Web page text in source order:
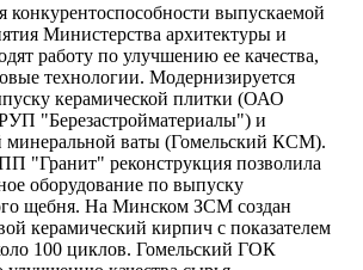
выпускаемой
Министерства архитектуры и
работу по улучшению ее качества,
технологии. Модернизируется
керамической плитки (ОАО
и
минеральной ваты (Гомельский КСМ).
"Гранит" реконструкция позволила
оборудование по выпуску
щебня. На Минском ЗСМ создан
керамический кирпич с показателем
100 циклов. Гомельский ГОК